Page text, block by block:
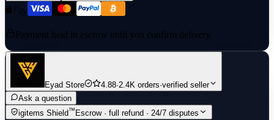
Payment held in escrow until you confirm delivery
Eyad Store 4.88·2.4K orders·verified seller
Ask a question
igitems Shield™ Escrow · full refund · 24/7 disputes